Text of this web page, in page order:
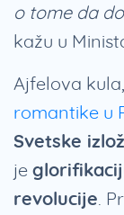
o tome da
kažu u
Ajfelova
romantike u
Svetske
je
revolucije.